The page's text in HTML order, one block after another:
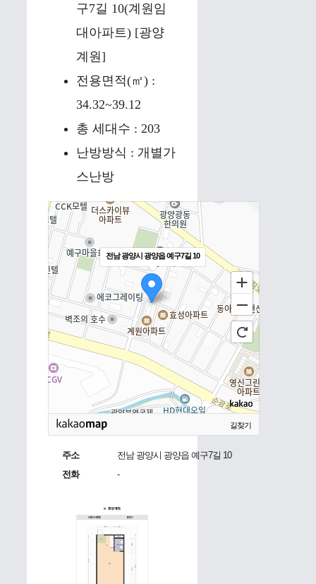
구7길 10(계원임
대아파트) [광양
계원]
전용면적(㎡) :
34.32~39.12
총 세대수 : 203
난방방식 : 개별가
스난방
전남 광양시 광양읍 예구7길 10
길찾기
주소
전남 광양시 광양읍 예구7길 10
전화
-